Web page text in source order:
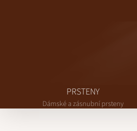
PRSTENY
Dámské a zásnubní prsteny